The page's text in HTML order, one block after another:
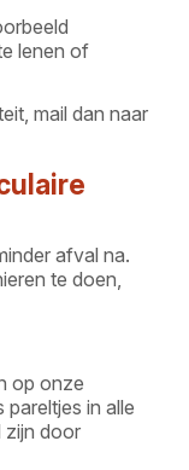
lenen of
mail dan naar
afval na.
te doen,
op onze
in alle
zijn door